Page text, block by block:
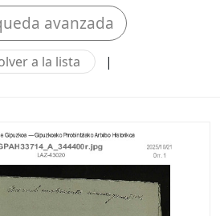
avanzada
a la lista |